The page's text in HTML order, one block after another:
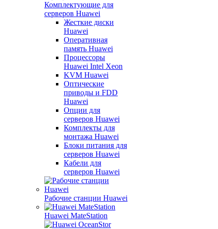
Комплектующие для
серверов Huawei
Жесткие диски
Huawei
Оперативная
память Huawei
Процессоры
Huawei Intel Xeon
KVM Huawei
Оптические
приводы и FDD
Huawei
Опции для
серверов Huawei
Комплекты для
монтажа Huawei
Блоки питания для
серверов Huawei
Кабели для
серверов Huawei
Рабочие станции Huawei
Huawei MateStation